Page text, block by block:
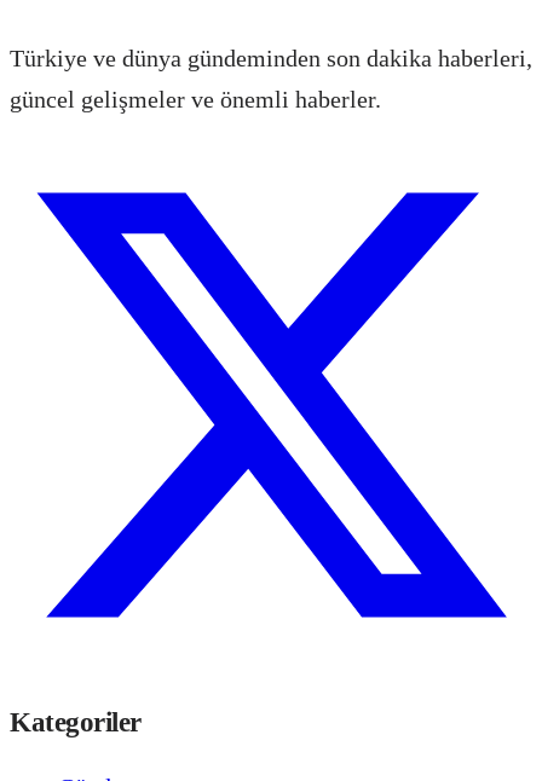
Türkiye ve dünya gündeminden son dakika haberleri,
güncel gelişmeler ve önemli haberler.
Kategoriler